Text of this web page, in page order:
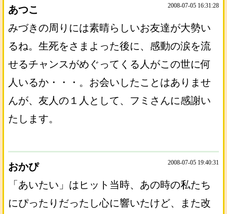
あつこ 2008-07-05 16:31:28
みづきの周りには素晴らしいお友達が大勢い
るね。生死をさまよった後に、感動の涙を流
せるチャンスがめぐってくる人がこの世に何
人いるか・・・。お会いしたことはありませ
んが、友人の１人として、フミさんに感謝い
たします。
おかぴ 2008-07-05 19:40:31
「あいたい」はヒット当時、あの時の私たち
にぴったりだったし心に響いたけど、また改